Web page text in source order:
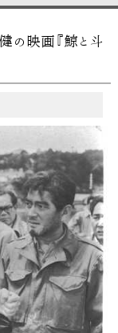
の映画『鯨と斗